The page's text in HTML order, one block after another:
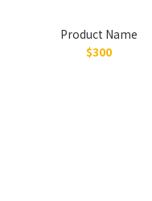
Product Name
$300